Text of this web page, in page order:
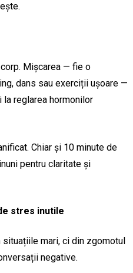
Mișcarea — fie o
dans sau exerciții ușoare —
reglarea hormonilor
Chiar și 10 minute de
pentru claritate și
stres inutile
mari, ci din zgomotul
negative.